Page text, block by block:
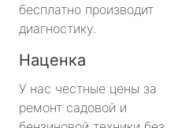
бесплатно производит
диагностику.
Наценка
У нас честные цены за
ремонт садовой и